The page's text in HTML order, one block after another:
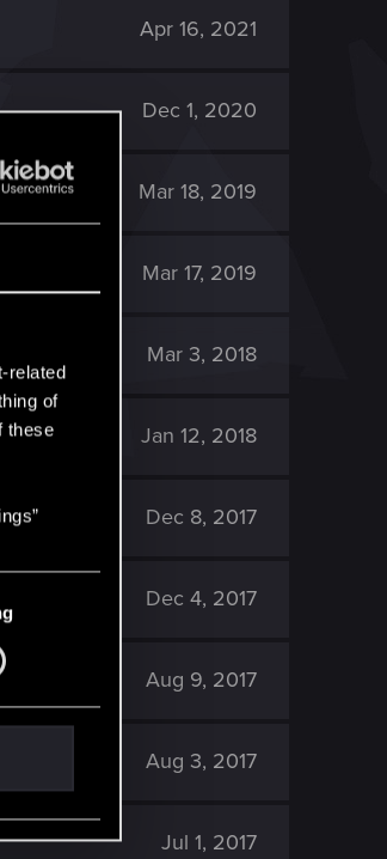
related
of
these
Apr 16, 2021
Dec 1, 2020
Mar 18, 2019
Mar 17, 2019
Mar 3, 2018
Jan 12, 2018
Dec 8, 2017
Dec 4, 2017
Aug 9, 2017
Aug 3, 2017
Jul 1, 2017